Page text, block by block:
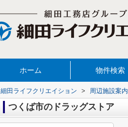
ホーム 物件検索
細田ライフクリエイション > 周辺施設案内
つくば市のドラッグストア